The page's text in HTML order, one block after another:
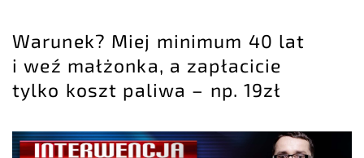
Warunek? Miej minimum 40 lat
i weź małżonka, a zapłacicie
tylko koszt paliwa – np. 19zł